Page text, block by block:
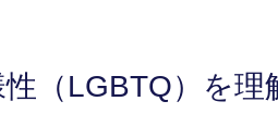
（LGBTQ）を